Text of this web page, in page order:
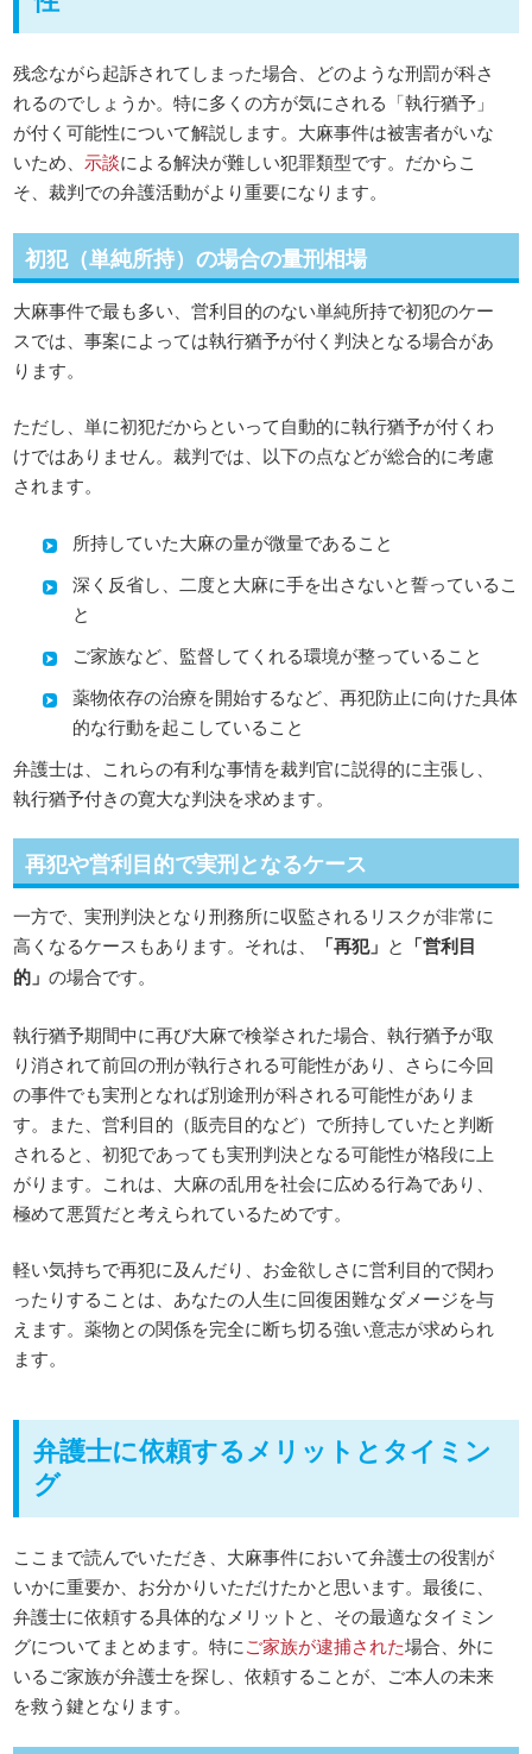
残念ながら起訴されてしまった場合、どのような刑罰が科さ
れるのでしょうか。特に多くの方が気にされる「執行猶予」
が付く可能性について解説します。大麻事件は被害者がいな
いため、示談による解決が難しい犯罪類型です。だからこ
そ、裁判での弁護活動がより重要になります。
初犯（単純所持）の場合の量刑相場
大麻事件で最も多い、営利目的のない単純所持で初犯のケー
スでは、事案によっては執行猶予が付く判決となる場合があ
ります。
ただし、単に初犯だからといって自動的に執行猶予が付くわ
けではありません。裁判では、以下の点などが総合的に考慮
されます。
所持していた大麻の量が微量であること
深く反省し、二度と大麻に手を出さないと誓っているこ
と
ご家族など、監督してくれる環境が整っていること
薬物依存の治療を開始するなど、再犯防止に向けた具体
的な行動を起こしていること
弁護士は、これらの有利な事情を裁判官に説得的に主張し、
執行猶予付きの寛大な判決を求めます。
再犯や営利目的で実刑となるケース
一方で、実刑判決となり刑務所に収監されるリスクが非常に
高くなるケースもあります。それは、
「再犯」 と 「営利目
的」の場合です。
執行猶予期間中に再び大麻で検挙された場合、執行猶予が取
り消されて前回の刑が執行される可能性があり、さらに今回
の事件でも実刑となれば別途刑が科される可能性がありま
す。また、営利目的（販売目的など）で所持していたと判断
されると、初犯であっても実刑判決となる可能性が格段に上
がります。これは、大麻の乱用を社会に広める行為であり、
極めて悪質だと考えられているためです。
軽い気持ちで再犯に及んだり、お金欲しさに営利目的で関わ
ったりすることは、あなたの人生に回復困難なダメージを与
えます。薬物との関係を完全に断ち切る強い意志が求められ
ます。
弁護士に依頼するメリットとタイミン
グ
ここまで読んでいただき、大麻事件において弁護士の役割が
いかに重要か、お分かりいただけたかと思います。最後に、
弁護士に依頼する具体的なメリットと、その最適なタイミン
グについてまとめます。特にご家族が逮捕された場合、外に
いるご家族が弁護士を探し、依頼することが、ご本人の未来
を救う鍵となります。